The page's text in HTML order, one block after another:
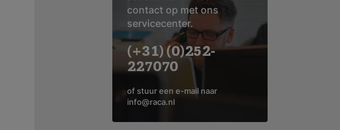
contact op met ons
servicecenter.
(+31) (0)252-
227070
of stuur een e-mail naar
info@raca.nl